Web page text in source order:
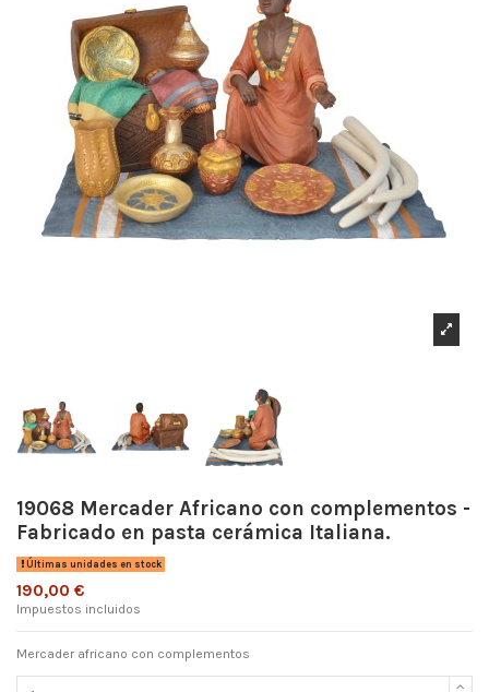
19068 Mercader Africano con complementos -
Fabricado en pasta cerámica Italiana.
Últimas unidades en stock
190,00 €
Impuestos incluidos
Mercader africano con complementos